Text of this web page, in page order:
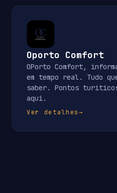
Oporto Comfort
OPorto Comfort,
em tempo real. Tudo
saber. Pontos
aqui.
Ver detalhes→